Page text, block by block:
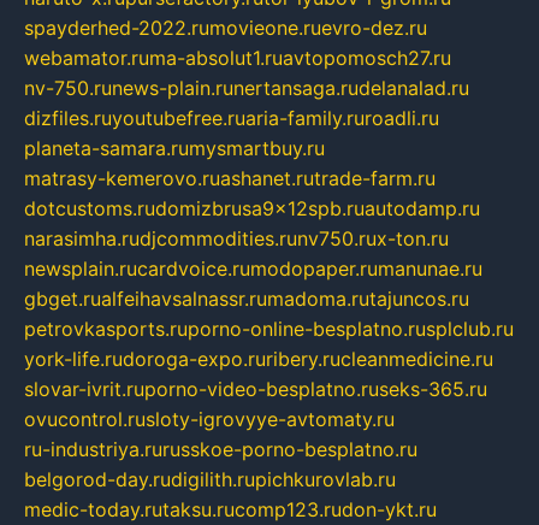
spayderhed-2022.rumovieone.ruevro-dez.ru
webamator.ruma-absolut1.ruavtopomosch27.ru
nv-750.runews-plain.runertansaga.rudelanalad.ru
dizfiles.ruyoutubefree.ruaria-family.ruroadli.ru
planeta-samara.rumysmartbuy.ru
matrasy-kemerovo.ruashanet.rutrade-farm.ru
dotcustoms.rudomizbrusa9x12spb.ruautodamp.ru
narasimha.rudjcommodities.runv750.rux-ton.ru
newsplain.rucardvoice.rumodopaper.rumanunae.ru
gbget.rualfeihavsalnassr.rumadoma.rutajuncos.ru
petrovkasports.ruporno-online-besplatno.rusplclub.ru
york-life.rudoroga-expo.ruribery.rucleanmedicine.ru
slovar-ivrit.ruporno-video-besplatno.ruseks-365.ru
ovucontrol.rusloty-igrovyye-avtomaty.ru
ru-industriya.rurusskoe-porno-besplatno.ru
belgorod-day.rudigilith.rupichkurovlab.ru
medic-today.rutaksu.rucomp123.rudon-ykt.ru